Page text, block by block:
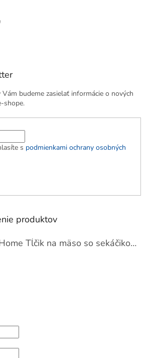
budeme zasielať informácie o nových
shope.
s podmienkami ochrany osobných
produktov
Perfect Home Tĺčik na mäso so sekáčikom, 56893
produktu je 5 z 5 hviezdičiek.